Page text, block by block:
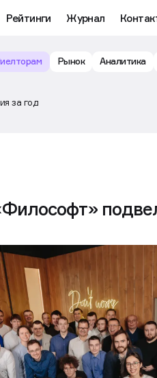
Рейтинги Журнал
Рынок Аналитика
за год